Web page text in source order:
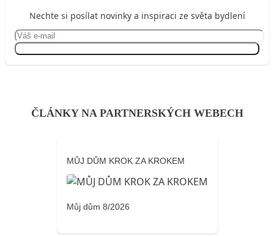
Nechte si posílat novinky a inspiraci ze světa bydlení
ČLÁNKY NA PARTNERSKÝCH WEBECH
MŮJ DŮM KROK ZA KROKEM
Můj dům 8/2026